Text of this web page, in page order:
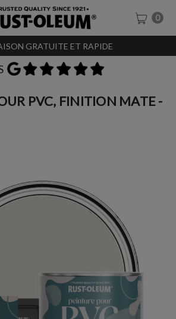
GRATUITE ET RAPIDE
0
PVC, FINITION MATE -